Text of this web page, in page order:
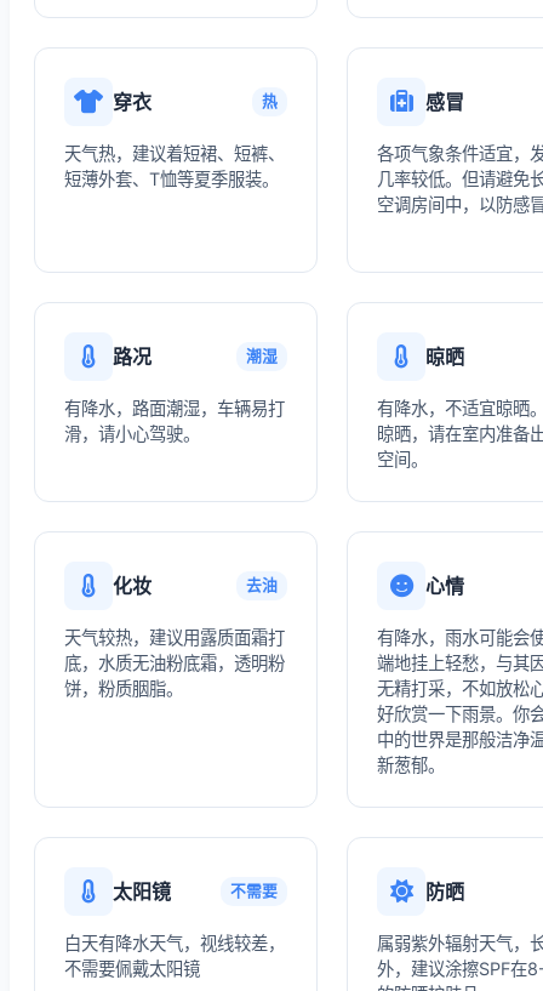
穿衣 热
天气热，建议着短裙、短裤、
短薄外套、T恤等夏季服装。
感冒
各项气象条件适宜，
几率较低。但请避免
空调房间中，以防感
路况 潮湿
有降水，路面潮湿，车辆易打
滑，请小心驾驶。
晾晒
有降水，不适宜晾晒
晾晒，请在室内准备
空间。
化妆 去油
天气较热，建议用露质面霜打
底，水质无油粉底霜，透明粉
饼，粉质胭脂。
心情
有降水，雨水可能会
端地挂上轻愁，与其
无精打采，不如放松
好欣赏一下雨景。你
中的世界是那般洁净
新葱郁。
太阳镜 不需要
白天有降水天气，视线较差，
不需要佩戴太阳镜
防晒
属弱紫外辐射天气，
外，建议涂擦SPF在